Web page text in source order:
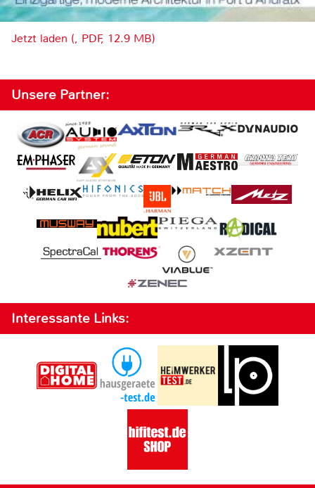
Jetzt laden (, PDF, 12.9 MB)
Unsere Partner:
Interessante Links: